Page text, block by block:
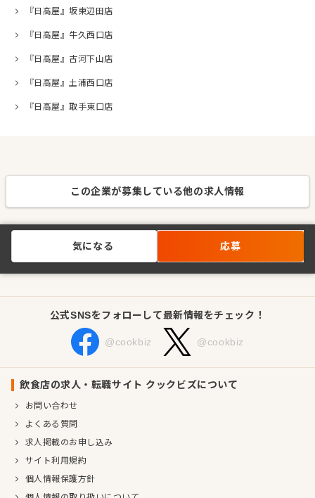
『日高屋』坂東辺田店
『日高屋』牛久西口店
『日高屋』古河下山店
『日高屋』土浦西口店
『日高屋』取手東口店
この企業が募集している他の求人情報
気になる 応募
公式SNSをフォローして最新情報をチェック！
@cookbiz @cookbiz
飲食店の求人・転職サイト クックビズについて
お問い合わせ
よくある質問
求人掲載のお申し込み
サイト利用規約
個人情報保護方針